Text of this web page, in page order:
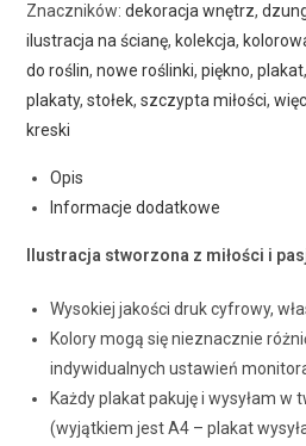
Znaczników:dekoracja wnętrz,
ilustracja na ścianę, kolekcja,
do roślin,nowe roślinki,piękno,plakat
plakaty,stołek,szczypta miłości,
kreski
Opis
Informacje dodatkowe
Ilustracja stworzona z miłości i
Wysokiej jakości druk cyfrowy,
Kolory mogą się nieznacznie
indywidualnych ustawień
Każdy plakat pakuję i wysyłam
(wyjątkiem jest A4 – plakat